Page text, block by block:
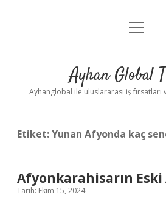
Anasayfa
Yasal Uyarı
menüyü
Ayhan Global
Ayhanglobal ile uluslararası iş
Etiket:Yunan Afyonda kaç
Afyonkarahisarın Eski
Tarih: Ekim 15, 2024